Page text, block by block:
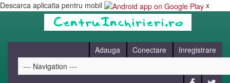
Descarca aplicatia pentru mobil x
Adauga Conectare Inregistrare